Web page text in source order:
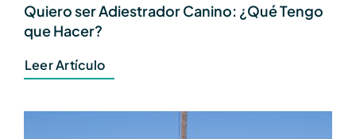
Quiero ser Adiestrador Canino: ¿Qué Tengo
que Hacer?
Leer Artículo